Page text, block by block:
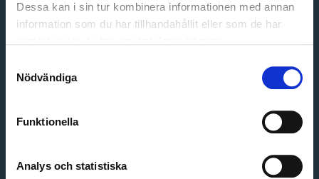
Dessa kan i sin tur kombinera informationen med annan
information som du har tillhandahållit eller som de har
Nödvändiga
Funktionella
Analys och statistiska
Email address
Customer service